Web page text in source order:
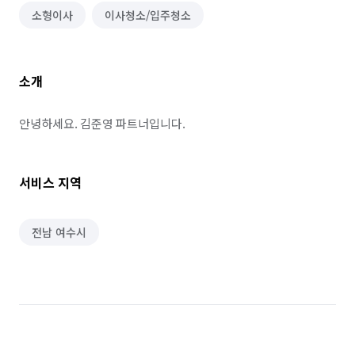
소형이사 이사청소/입주청소
소개
안녕하세요. 김준영 파트너입니다.
서비스 지역
전남 여수시